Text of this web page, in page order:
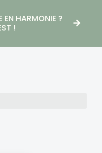
EN HARMONIE ?
!